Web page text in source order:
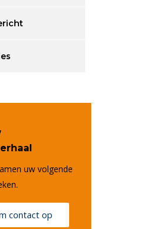
uw volgende
contact op